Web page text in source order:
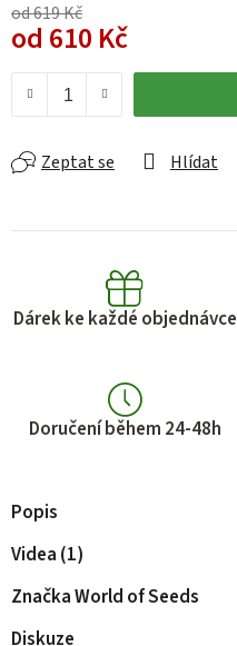
od 619 Kč
od 610 Kč
Zeptat se Hlídat
Dárek ke každé objednávce
Doručení během 24-48h
Popis
Videa (1)
ZnačkaWorld of Seeds
Diskuze